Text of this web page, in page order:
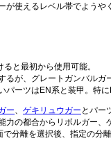
使えるレベル帯でようや
と最初から使用可能。
るが、グレートガンバルガ
ーツはEN系と装甲。特
ー、 ゲキリュウガー とパー
の都合からリボルガー
分離を選択後、指定の分